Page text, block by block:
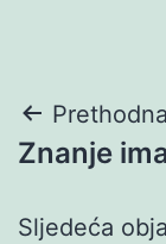
objava
Znanje
Sljedeća